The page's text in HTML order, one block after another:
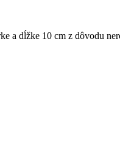
a dĺžke 10 cm z dôvodu